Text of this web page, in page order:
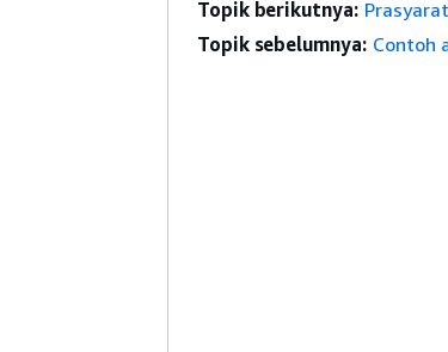
Topik berikutnya: Prasyarat
Topik sebelumnya: Contoh